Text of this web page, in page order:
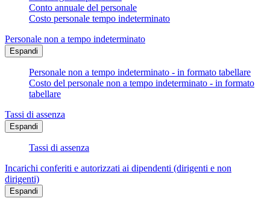
Conto annuale del personale
Costo personale tempo indeterminato
Personale non a tempo indeterminato
Espandi
Personale non a tempo indeterminato - in formato tabellare
Costo del personale non a tempo indeterminato - in formato
tabellare
Tassi di assenza
Espandi
Tassi di assenza
Incarichi conferiti e autorizzati ai dipendenti (dirigenti e non
dirigenti)
Espandi